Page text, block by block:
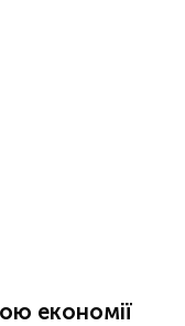
економії